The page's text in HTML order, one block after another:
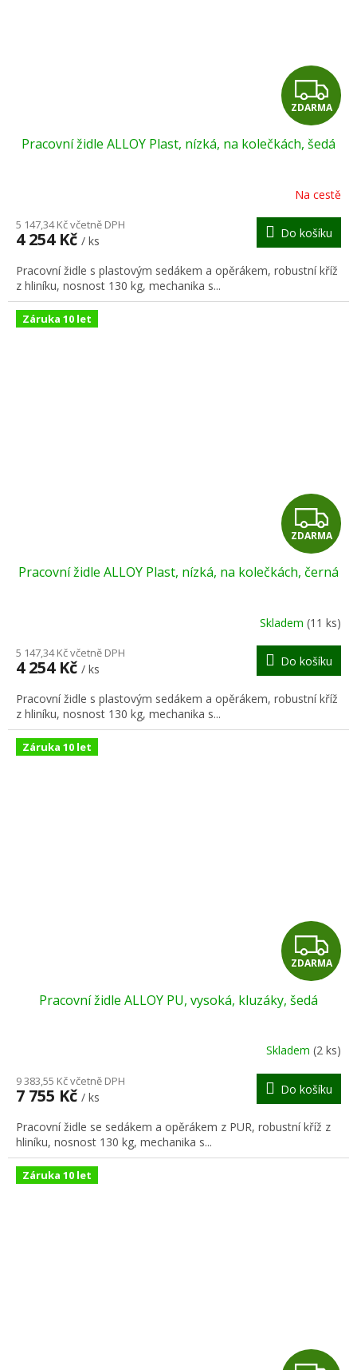
Z
D
A
R
M
A
ZDARMA
Pracovní židle ALLOY Plast, nízká, na kolečkách, šedá
Na cestě
5 147,34 Kč včetně DPH
4 254 Kč / ks
Do košíku
Pracovní židle s plastovým sedákem a opěrákem, robustní kříž
z hliníku, nosnost 130 kg, mechanika s...
Záruka 10 let
Z
D
A
R
M
A
ZDARMA
Pracovní židle ALLOY Plast, nízká, na kolečkách, černá
Skladem (11 ks)
5 147,34 Kč včetně DPH
4 254 Kč / ks
Do košíku
Pracovní židle s plastovým sedákem a opěrákem, robustní kříž
z hliníku, nosnost 130 kg, mechanika s...
Záruka 10 let
Z
D
R
M
A
ZDARMA
Pracovní židle ALLOY PU, vysoká, kluzáky, šedá
Skladem (2 ks)
9 383,55 Kč včetně DPH
7 755 Kč / ks
Do košíku
Pracovní židle se sedákem a opěrákem z PUR, robustní kříž z
hliníku, nosnost 130 kg, mechanika s...
Záruka 10 let